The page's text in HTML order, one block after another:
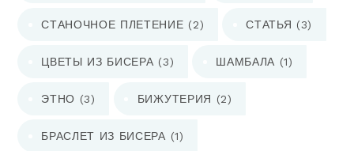
СТАНОЧНОЕ ПЛЕТЕНИЕ (2) СТАТЬЯ (3)
ЦВЕТЫ ИЗ БИСЕРА (3) ШАМБАЛА (1)
ЭТНО (3) БИЖУТЕРИЯ (2)
БРАСЛЕТ ИЗ БИСЕРА (1)